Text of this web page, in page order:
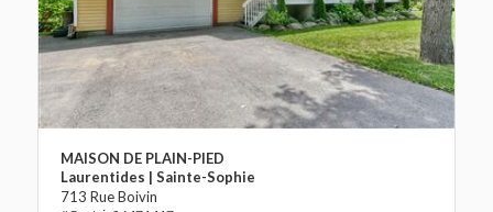
MAISON DE PLAIN-PIED
Laurentides | Sainte-Sophie
713 Rue Boivin